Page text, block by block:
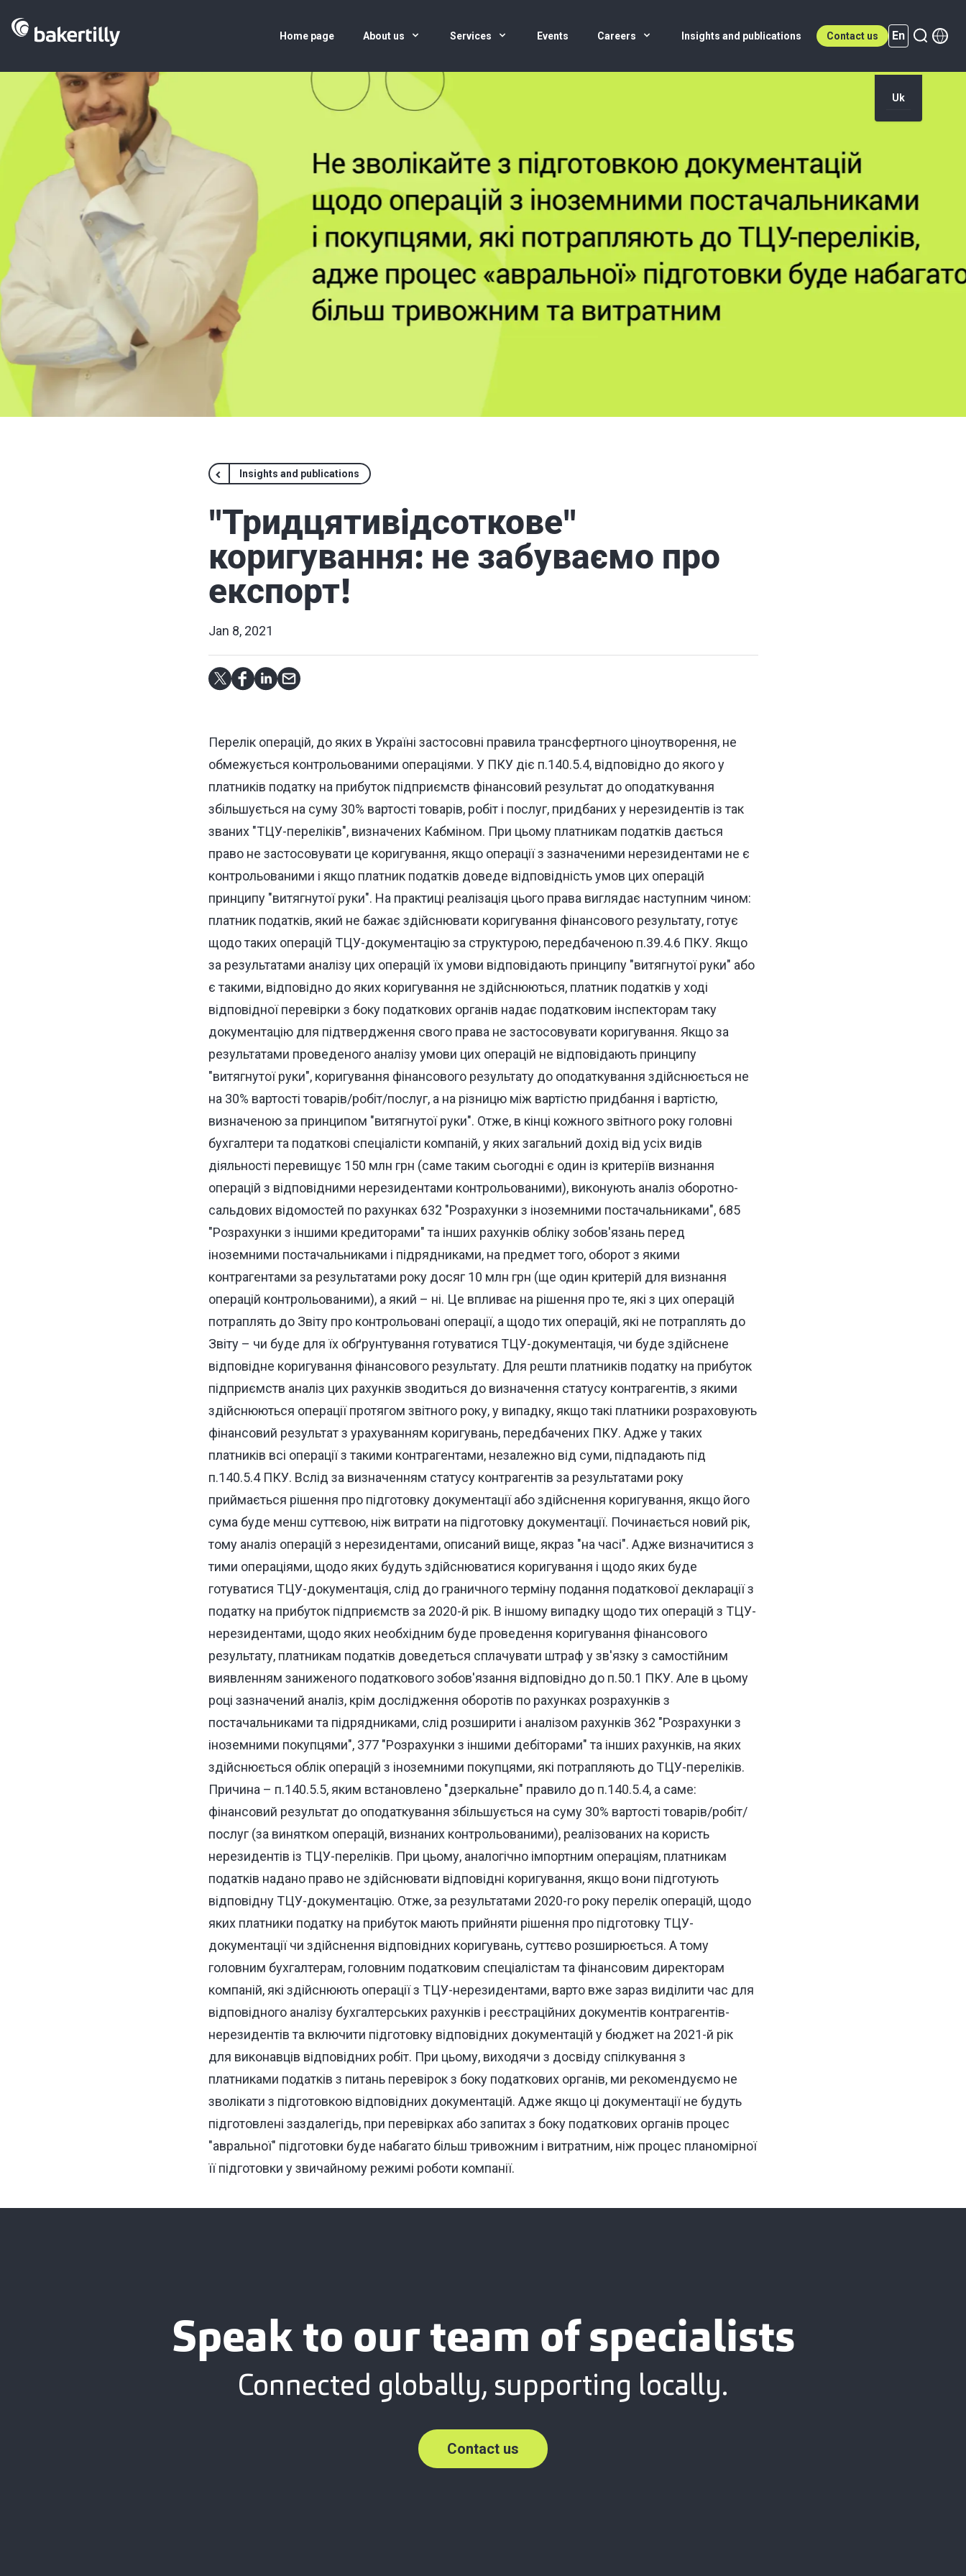
Home page About us Services Events Careers Insights and publications Contact us En
Uk
En (active)
Insights and publications
"Тридцятивідсоткове"
коригування: не забуваємо про
експорт!
Jan 8, 2021
Перелік операцій, до яких в Україні застосовні правила трансфертного ціноутворення, не
обмежується контрольованими операціями. У ПКУ діє п.140.5.4, відповідно до якого у
платників податку на прибуток підприємств фінансовий результат до оподаткування
збільшується на суму 30% вартості товарів, робіт і послуг, придбаних у нерезидентів із так
званих "ТЦУ-переліків", визначених Кабміном. При цьому платникам податків дається
право не застосовувати це коригування, якщо операції з зазначеними нерезидентами не є
контрольованими і якщо платник податків доведе відповідність умов цих операцій
принципу "витягнутої руки". На практиці реалізація цього права виглядає наступним чином:
платник податків, який не бажає здійснювати коригування фінансового результату, готує
щодо таких операцій ТЦУ-документацію за структурою, передбаченою п.39.4.6 ПКУ. Якщо
за результатами аналізу цих операцій їх умови відповідають принципу "витягнутої руки" або
є такими, відповідно до яких коригування не здійснюються, платник податків у ході
відповідної перевірки з боку податкових органів надає податковим інспекторам таку
документацію для підтвердження свого права не застосовувати коригування. Якщо за
результатами проведеного аналізу умови цих операцій не відповідають принципу
"витягнутої руки", коригування фінансового результату до оподаткування здійснюється не
на 30% вартості товарів/робіт/послуг, а на різницю між вартістю придбання і вартістю,
визначеною за принципом "витягнутої руки". Отже, в кінці кожного звітного року головні
бухгалтери та податкові спеціалісти компаній, у яких загальний дохід від усіх видів
діяльності перевищує 150 млн грн (саме таким сьогодні є один із критеріїв визнання
операцій з відповідними нерезидентами контрольованими), виконують аналіз оборотно-
сальдових відомостей по рахунках 632 "Розрахунки з іноземними постачальниками", 685
"Розрахунки з іншими кредиторами" та інших рахунків обліку зобов'язань перед
іноземними постачальниками і підрядниками, на предмет того, оборот з якими
контрагентами за результатами року досяг 10 млн грн (ще один критерій для визнання
операцій контрольованими), а який – ні. Це впливає на рішення про те, які з цих операцій
потраплять до Звіту про контрольовані операції, а щодо тих операцій, які не потраплять до
Звіту – чи буде для їх обґрунтування готуватися ТЦУ-документація, чи буде здійснене
відповідне коригування фінансового результату. Для решти платників податку на прибуток
підприємств аналіз цих рахунків зводиться до визначення статусу контрагентів, з якими
здійснюються операції протягом звітного року, у випадку, якщо такі платники розраховують
фінансовий результат з урахуванням коригувань, передбачених ПКУ. Адже у таких
платників всі операції з такими контрагентами, незалежно від суми, підпадають під
п.140.5.4 ПКУ. Вслід за визначенням статусу контрагентів за результатами року
приймається рішення про підготовку документації або здійснення коригування, якщо його
сума буде менш суттєвою, ніж витрати на підготовку документації. Починається новий рік,
тому аналіз операцій з нерезидентами, описаний вище, якраз "на часі". Адже визначитися з
тими операціями, щодо яких будуть здійснюватися коригування і щодо яких буде
готуватися ТЦУ-документація, слід до граничного терміну подання податкової декларації з
податку на прибуток підприємств за 2020-й рік. В іншому випадку щодо тих операцій з ТЦУ-
нерезидентами, щодо яких необхідним буде проведення коригування фінансового
результату, платникам податків доведеться сплачувати штраф у зв'язку з самостійним
виявленням заниженого податкового зобов'язання відповідно до п.50.1 ПКУ. Але в цьому
році зазначений аналіз, крім дослідження оборотів по рахунках розрахунків з
постачальниками та підрядниками, слід розширити і аналізом рахунків 362 "Розрахунки з
іноземними покупцями", 377 "Розрахунки з іншими дебіторами" та інших рахунків, на яких
здійснюється облік операцій з іноземними покупцями, які потрапляють до ТЦУ-переліків.
Причина – п.140.5.5, яким встановлено "дзеркальне" правило до п.140.5.4, а саме:
фінансовий результат до оподаткування збільшується на суму 30% вартості товарів/робіт/
послуг (за винятком операцій, визнаних контрольованими), реалізованих на користь
нерезидентів із ТЦУ-переліків. При цьому, аналогічно імпортним операціям, платникам
податків надано право не здійснювати відповідні коригування, якщо вони підготують
відповідну ТЦУ-документацію. Отже, за результатами 2020-го року перелік операцій, щодо
яких платники податку на прибуток мають прийняти рішення про підготовку ТЦУ-
документації чи здійснення відповідних коригувань, суттєво розширюється. А тому
головним бухгалтерам, головним податковим спеціалістам та фінансовим директорам
компаній, які здійснюють операції з ТЦУ-нерезидентами, варто вже зараз виділити час для
відповідного аналізу бухгалтерських рахунків і реєстраційних документів контрагентів-
нерезидентів та включити підготовку відповідних документацій у бюджет на 2021-й рік
для виконавців відповідних робіт. При цьому, виходячи з досвіду спілкування з
платниками податків з питань перевірок з боку податкових органів, ми рекомендуємо не
зволікати з підготовкою відповідних документацій. Адже якщо ці документації не будуть
підготовлені заздалегідь, при перевірках або запитах з боку податкових органів процес
"авральної" підготовки буде набагато більш тривожним і витратним, ніж процес планомірної
її підготовки у звичайному режимі роботи компанії.
Speak to our team of specialists
Connected globally, supporting locally.
Contact us